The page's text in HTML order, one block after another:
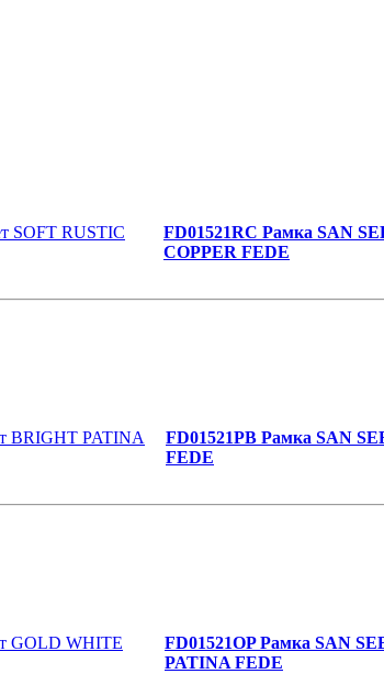
FD01521RC Рамка SAN
COPPER FEDE
FD01521PB Рамка SAN
FEDE
FD01521OP Рамка SAN
PATINA FEDE